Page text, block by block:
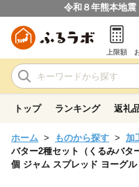
令和８年熊本地
上限額
トップ ランキング 返礼
ホーム ものから探す 加
バター2種セット（くるみバタ
個 ジャム スプレッド ヨーグ